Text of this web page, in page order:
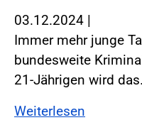
03.12.2024 |
Immer mehr junge
bundesweite
21-Jährigen wird
Weiterlesen